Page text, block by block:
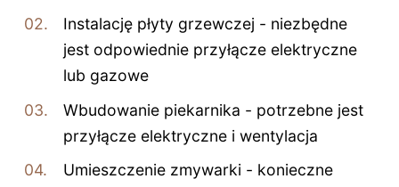
Instalację płyty grzewczej - niezbędne
jest odpowiednie przyłącze elektryczne
lub gazowe
Wbudowanie piekarnika - potrzebne jest
przyłącze elektryczne i wentylacja
Umieszczenie zmywarki - konieczne